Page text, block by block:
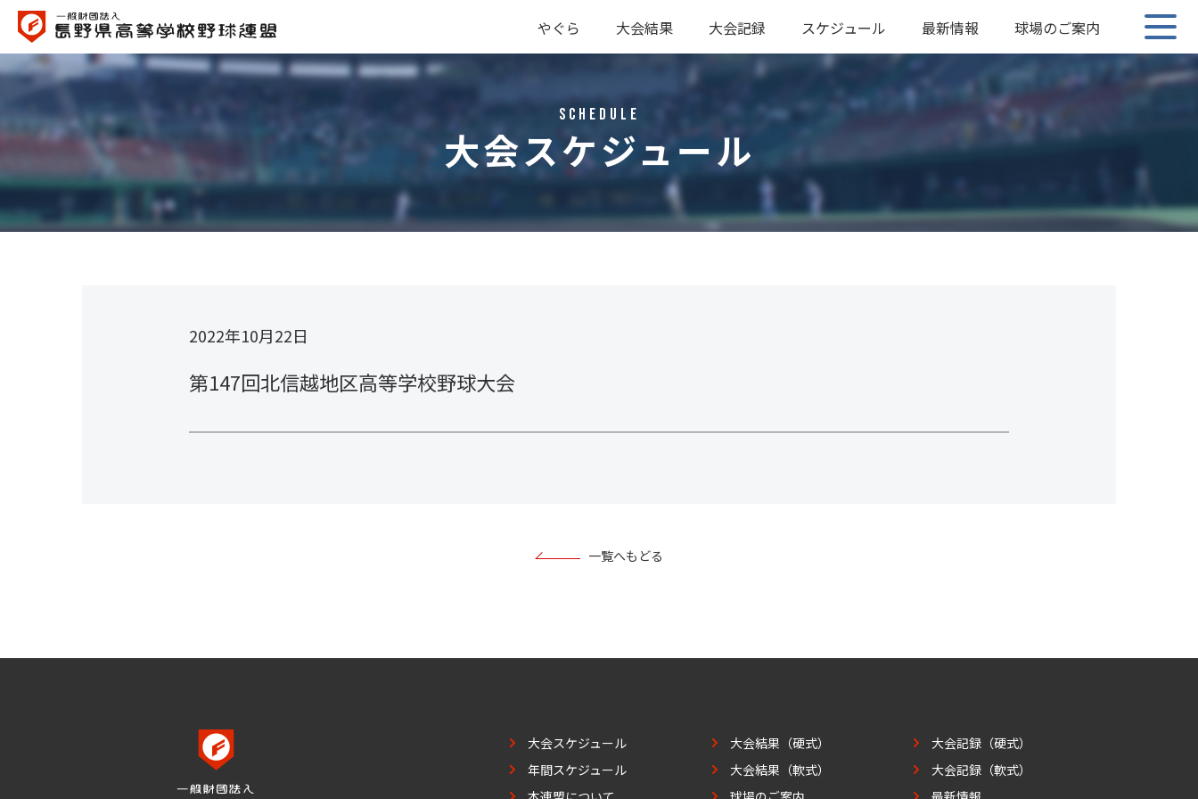
やぐら
大会結果
硬式
軟式
大会記録
硬式
軟式
スケジュール 最新情報 球場のご案内
Schedule
大会スケジュール
2022年10月22日
第147回北信越地区高等学校野球大会
一覧へもどる
大会スケジュール
年間スケジュール
大会結果（硬式）
大会結果（軟式）
大会記録（硬式）
大会記録（軟式）